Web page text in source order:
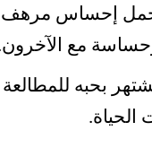
إحساس
مع
بحبه
الحياة.